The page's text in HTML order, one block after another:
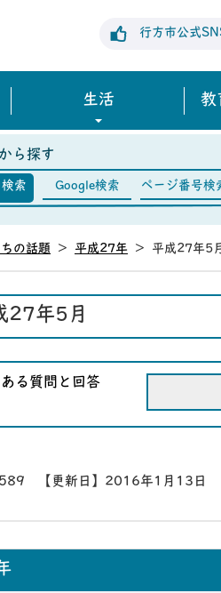
行方市公式
生活 教
ら探す
索 Google検索 ページ番号検
ちの話題 > 平成27年 > 平成27年5月
27年5月
る質問と回答
589 【更新日】 2016年1月13日